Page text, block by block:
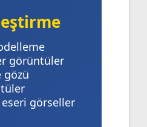
görüntüler
gözü
eseri görseller